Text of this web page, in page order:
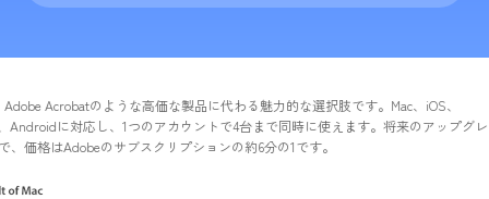
のような高価な製品に代わる魅力的な選択肢です。Mac、iOS、
応し、1つのアカウントで4台まで同時に使えます。将来のアップグレー
のサブスクリプションの約6分の1です。